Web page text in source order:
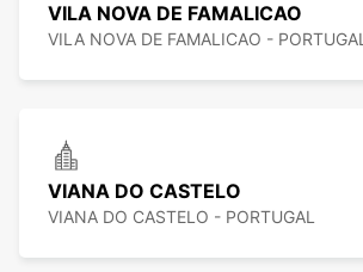
VILA NOVA DE FAMALICAO
VILA NOVA DE FAMALICAO - PORTUGAL
VIANA DO CASTELO
VIANA DO CASTELO - PORTUGAL